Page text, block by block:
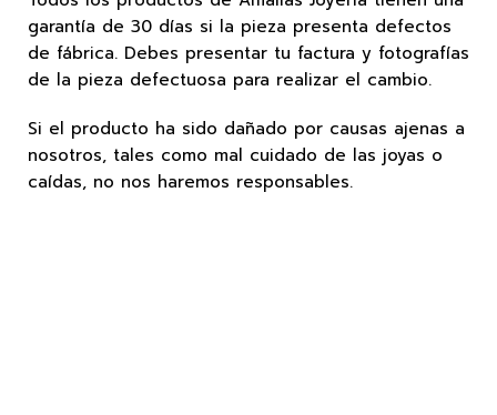
garantía de 30 días si la pieza presenta defectos
de fábrica. Debes presentar tu factura y fotografías
de la pieza defectuosa para realizar el cambio.
Si el producto ha sido dañado por causas ajenas a
nosotros, tales como mal cuidado de las joyas o
caídas, no nos haremos responsables.